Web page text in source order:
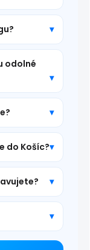
odolné
do Košíc?